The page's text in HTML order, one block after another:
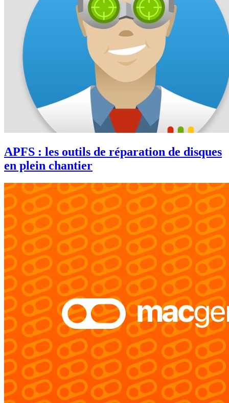
APFS : les outils de réparation de disques
en plein chantier